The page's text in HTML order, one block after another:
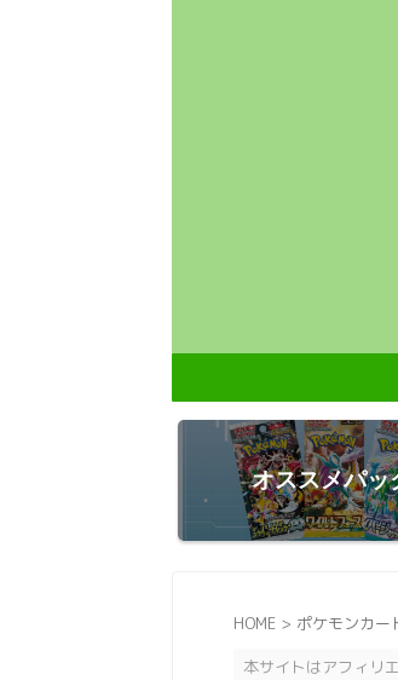
オススメパッ
HOME > ポケモンカー
本サイトはアフィリ